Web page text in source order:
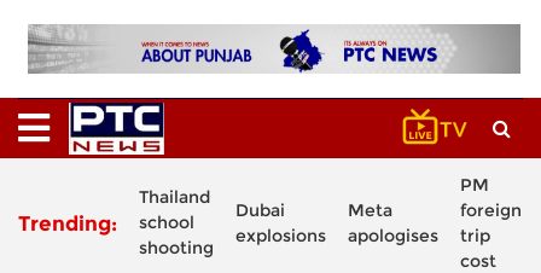
Trending:
Thailand
school
shooting
Dubai
explosions
Meta
apologises
PM
foreign
trip
cost